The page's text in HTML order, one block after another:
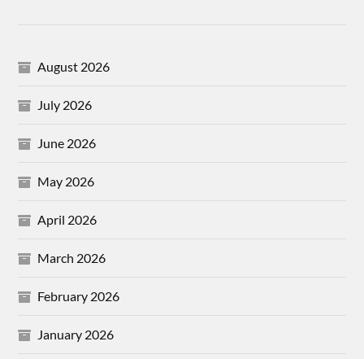
August 2026
July 2026
June 2026
May 2026
April 2026
March 2026
February 2026
January 2026